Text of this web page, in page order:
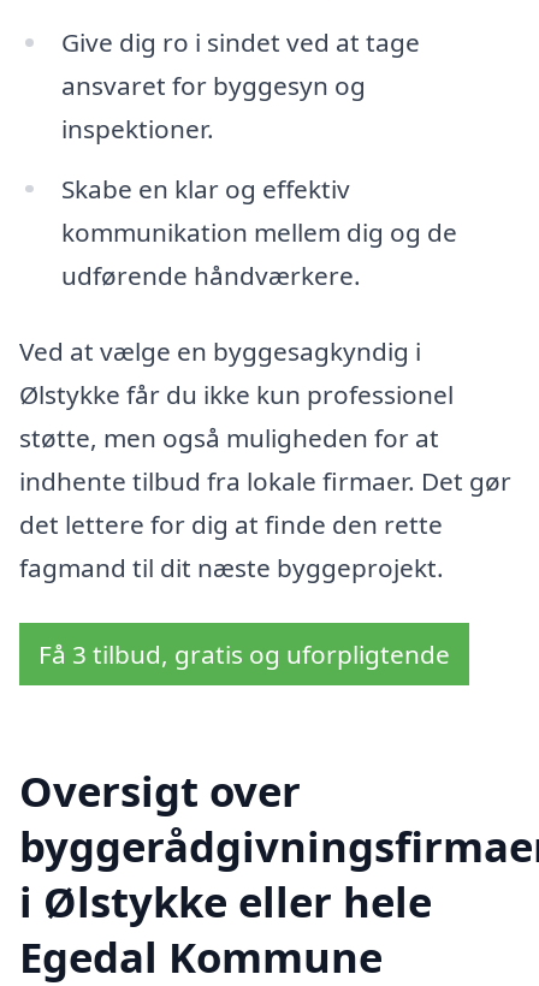
Give dig ro i sindet ved at tage
ansvaret for byggesyn og
inspektioner.
Skabe en klar og effektiv
kommunikation mellem dig og de
udførende håndværkere.
Ved at vælge en byggesagkyndig i
Ølstykke får du ikke kun professionel
støtte, men også muligheden for at
indhente tilbud fra lokale firmaer. Det gør
det lettere for dig at finde den rette
fagmand til dit næste byggeprojekt.
Få 3 tilbud, gratis og uforpligtende
Oversigt over
i Ølstykke eller hele
Egedal Kommune